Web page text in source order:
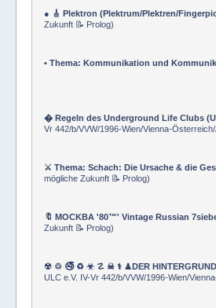
● 🎸 Plektron (Plektrum/Plektren/
Zukunft 📝 Prolog)
• Thema: Kommunikation und
� Regeln des Underground Life Clubs
Vr 442/b/VVW/1996-Wien/Vienna-
⚔ Thema: Schach: Die Ursache & die
mögliche Zukunft 📝 Prolog)
🔖 MOCKBA '80™' Vintage Russian
Zukunft 📝 Prolog)
☢ ♲ 🚭 ♻ ☣ ☡ ☠ ⚕ ♟DER HINTERGRUND
ULC e.V. IV-Vr 442/b/VVW/1996-Wien/